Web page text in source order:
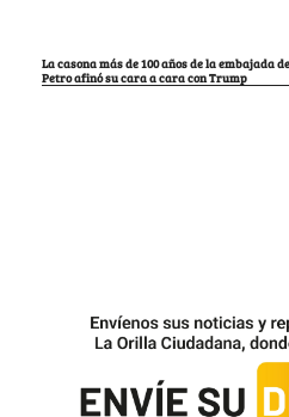
La casona más de 100 años de la embajada
Petro afinó su cara a cara con Trump